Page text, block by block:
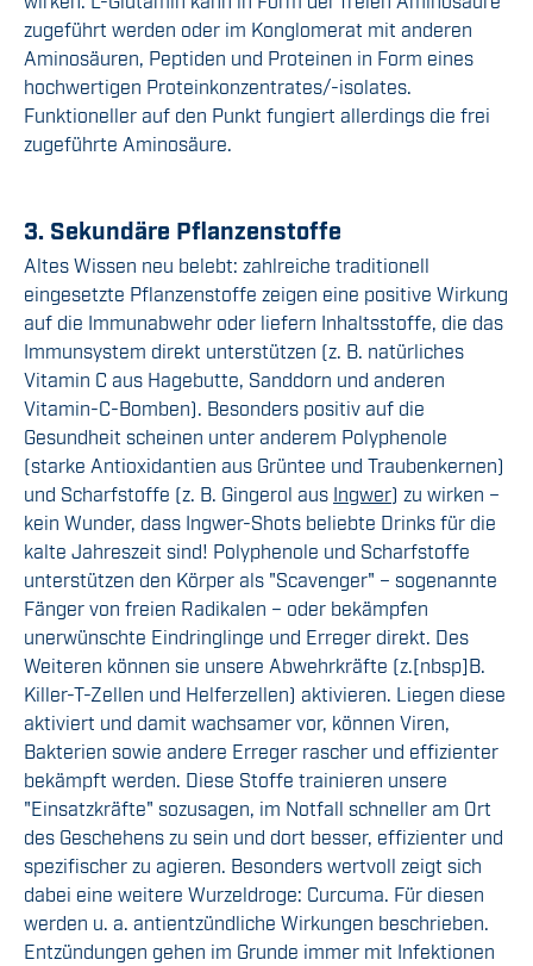
zugeführt werden oder im Konglomerat mit anderen
Aminosäuren, Peptiden und Proteinen in Form eines
hochwertigen Proteinkonzentrates/-isolates.
Funktioneller auf den Punkt fungiert allerdings die frei
zugeführte Aminosäure.
3. Sekundäre Pflanzenstoffe
Altes Wissen neu belebt: zahlreiche traditionell
eingesetzte Pflanzenstoffe zeigen eine positive Wirkung
auf die Immunabwehr oder liefern Inhaltsstoffe, die das
Immunsystem direkt unterstützen (z. B. natürliches
Vitamin C aus Hagebutte, Sanddorn und anderen
Vitamin-C-Bomben). Besonders positiv auf die
Gesundheit scheinen unter anderem Polyphenole
(starke Antioxidantien aus Grüntee und Traubenkernen)
und Scharfstoffe (z. B. Gingerol aus Ingwer) zu wirken –
kein Wunder, dass Ingwer-Shots beliebte Drinks für die
kalte Jahreszeit sind! Polyphenole und Scharfstoffe
unterstützen den Körper als "Scavenger" – sogenannte
Fänger von freien Radikalen – oder bekämpfen
unerwünschte Eindringlinge und Erreger direkt. Des
Weiteren können sie unsere Abwehrkräfte (z.[nbsp]B.
Killer-T-Zellen und Helferzellen) aktivieren. Liegen diese
aktiviert und damit wachsamer vor, können Viren,
Bakterien sowie andere Erreger rascher und effizienter
bekämpft werden. Diese Stoffe trainieren unsere
"Einsatzkräfte" sozusagen, im Notfall schneller am Ort
des Geschehens zu sein und dort besser, effizienter und
spezifischer zu agieren. Besonders wertvoll zeigt sich
dabei eine weitere Wurzeldroge: Curcuma. Für diesen
werden u. a. antientzündliche Wirkungen beschrieben.
Entzündungen gehen im Grunde immer mit Infektionen